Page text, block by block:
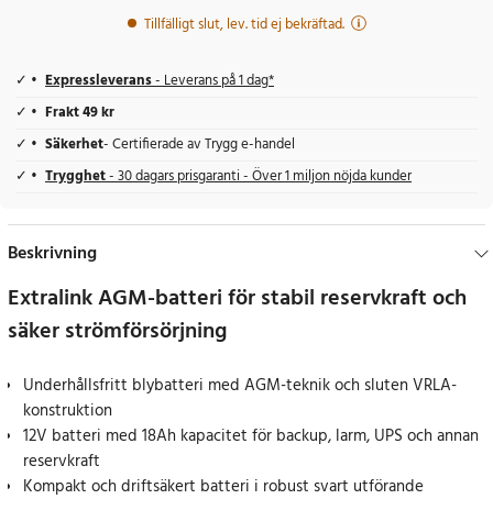
Tillfälligt slut, lev. tid ej bekräftad.
Expressleverans- Leverans på 1 dag*
Frakt 49 kr
Säkerhet- Certifierade av Trygg e-handel
Trygghet- 30 dagars prisgaranti - Över 1 miljon nöjda kunder
Beskrivning
Extralink AGM-batteri för stabil reservkraft och
säker strömförsörjning
Underhållsfritt blybatteri med AGM-teknik och sluten VRLA-
konstruktion
12V batteri med 18Ah kapacitet för backup, larm, UPS och annan
reservkraft
Kompakt och driftsäkert batteri i robust svart utförande